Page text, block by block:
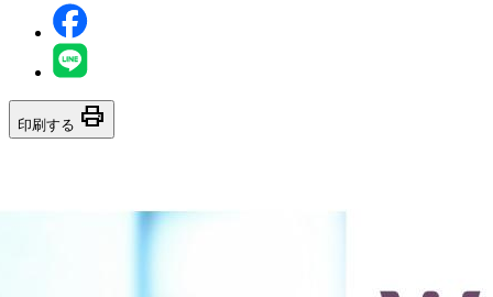
印刷する print